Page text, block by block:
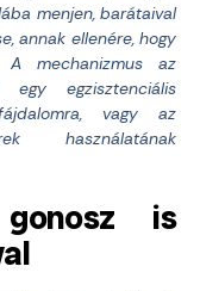
menjen, barátaival
annak ellenére, hogy
A mechanizmus az
egy egzisztenciális
vagy az
használatának
is